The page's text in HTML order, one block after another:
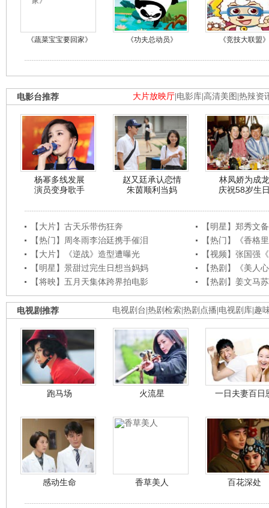
《蔬菜宝宝要回家》 《功夫总动员》 《竞技大联盟》
大片放映厅 电影库 高清美图 热辣资
电影台推荐
杨幂多线发展
演员变身歌手
赵又廷承认恋情
朱茵顺利当妈
林凤娇为成龙
庆祝58岁生
【大片】古天乐带伤狂奔
【明星】郑秀文
【热门】周冬雨李治廷携手催泪
【热门】《香格
【大片】《逆战》造型遭曝光
【视频】张国强
【明星】景甜过完生日想当妈妈
【热剧】《美人
【将映】五月天集体跨界拍电影
【热剧】姜文马
电视剧台 热剧检索 热剧点播 电视剧库 趣
电视剧推荐
跑马场 火流星 一日夫妻百日
感动生命 香草美人 百花深处